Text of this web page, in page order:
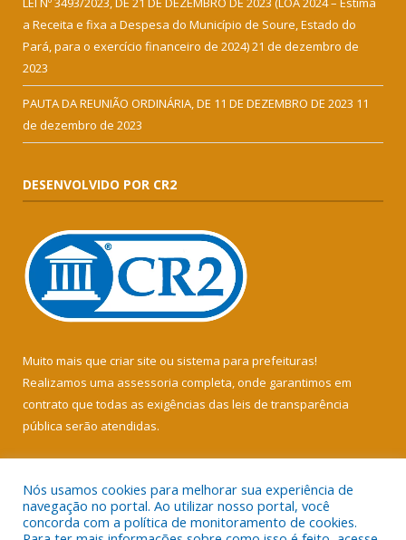
a Receita e fixa a Despesa do Município de Soure, Estado do
Pará, para o exercício financeiro de 2024)21 de dezembro de
2023
PAUTA DA REUNIÃO ORDINÁRIA, DE 11 DE DEZEMBRO DE 2023 11
de dezembro de 2023
DESENVOLVIDO POR CR2
Muito mais que criar site ou sistema para prefeituras!
Realizamos uma assessoria completa, onde garantimos em
contrato que todas as exigências das leis de transparência
pública serão atendidas.
Nós usamos cookies para melhorar sua experiência de
navegação no portal. Ao utilizar nosso portal, você
concorda com a política de monitoramento de cookies.